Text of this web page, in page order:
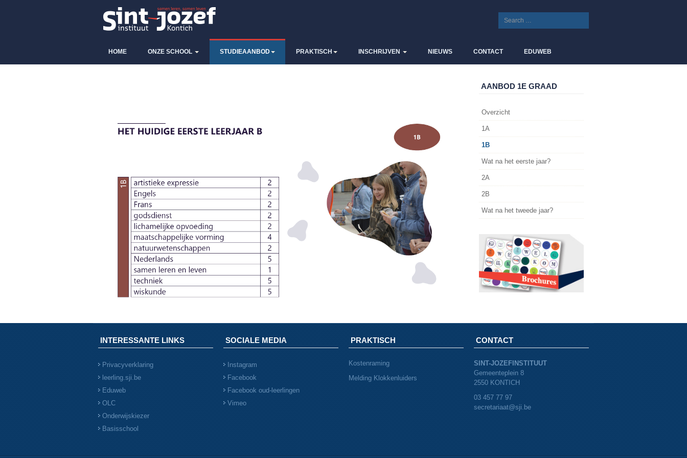
HOME ONZE SCHOOL STUDIEAANBOD PRAKTISCH INSCHRIJVEN NIEUWS CONTACT EDUWEB
AANBOD 1E GRAAD
Overzicht
1A
1B
Wat na het eerste jaar?
2A
2B
Wat na het tweede jaar?
INTERESSANTE LINKS
Privacyverklaring
leerling.sji.be
Eduweb
OLC
Onderwijskiezer
Basisschool
SOCIALE MEDIA
Instagram
Facebook
Facebook oud-leerlingen
Vimeo
PRAKTISCH
Kostenraming
Melding Klokkenluiders
CONTACT
SINT-JOZEFINSTITUUT
Gemeenteplein 8
2550 KONTICH
03 457 77 97
secretariaat@sji.be